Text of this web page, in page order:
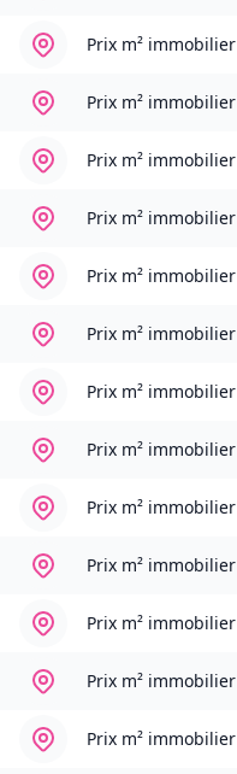
Prix m² immobilier
Prix m² immobilier
Prix m² immobilier
Prix m² immobilier
Prix m² immobilier
Prix m² immobilier
Prix m² immobilier
Prix m² immobilier
Prix m² immobilier
Prix m² immobilier
Prix m² immobilier
Prix m² immobilier
Prix m² immobilier